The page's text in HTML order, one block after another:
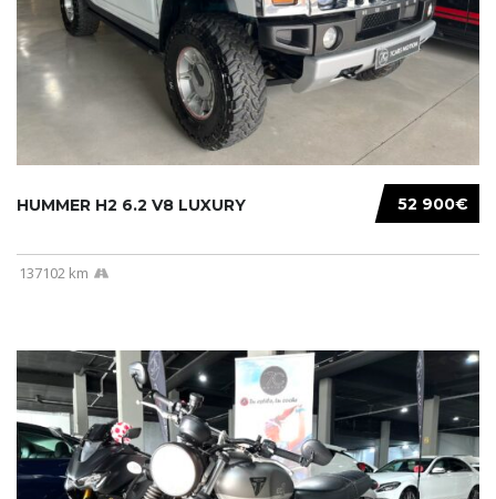
52 900€
HUMMER H2 6.2 V8 LUXURY
137102 km